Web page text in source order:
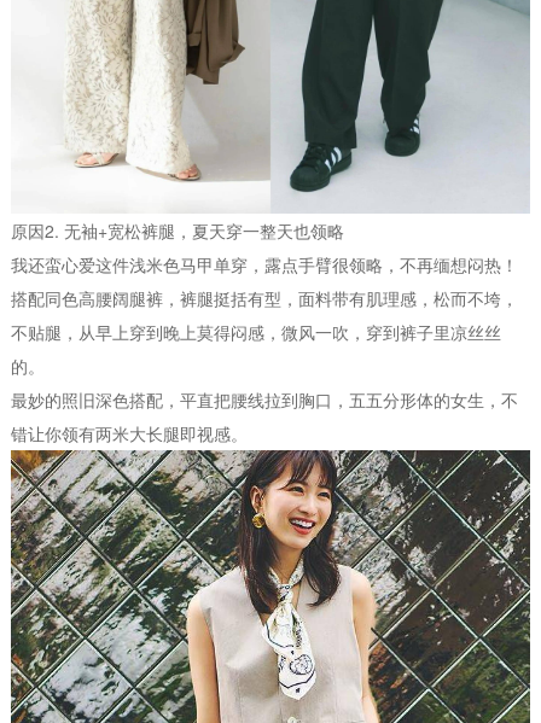
原因2. 无袖+宽松裤腿，夏天穿一整天也领略
我还蛮心爱这件浅米色马甲单穿，露点手臂很领略，不再缅想闷热！
搭配同色高腰阔腿裤，裤腿挺括有型，面料带有肌理感，松而不垮，
不贴腿，从早上穿到晚上莫得闷感，微风一吹，穿到裤子里凉丝丝
的。
最妙的照旧深色搭配，平直把腰线拉到胸口，五五分形体的女生，不
错让你领有两米大长腿即视感。